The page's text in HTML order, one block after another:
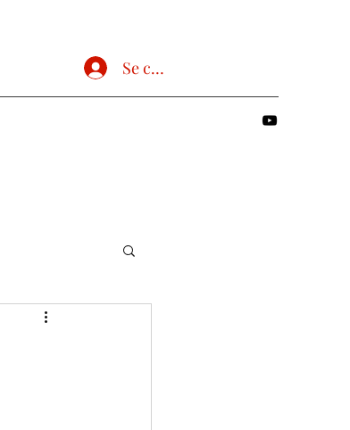
Se connecter